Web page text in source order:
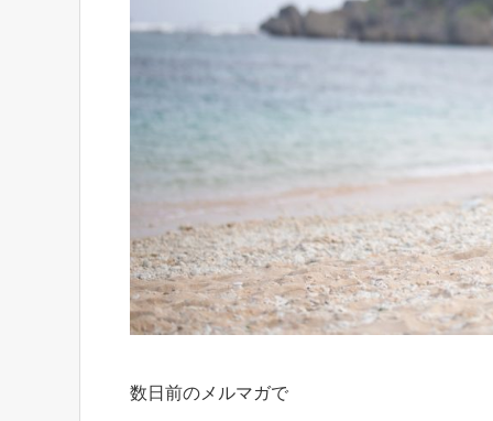
数日前のメルマガで